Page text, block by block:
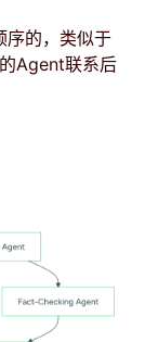
的，类似于
Agent联系后